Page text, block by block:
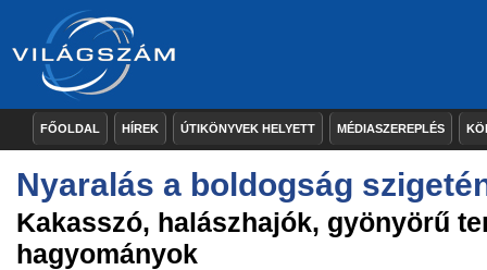
FŐOLDAL HÍREK ÚTIKÖNYVEK HELYETT MÉDIASZEREPLÉS
Nyaralás a boldogság
Kakasszó, halászhajók, gyönyörű
hagyományok